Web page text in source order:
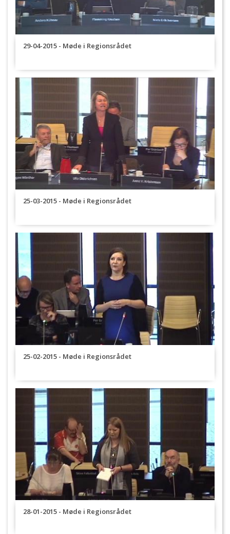
29-04-2015 - Møde i Regionsrådet
25-03-2015 - Møde i Regionsrådet
25-02-2015 - Møde i Regionsrådet
28-01-2015 - Møde i Regionsrådet